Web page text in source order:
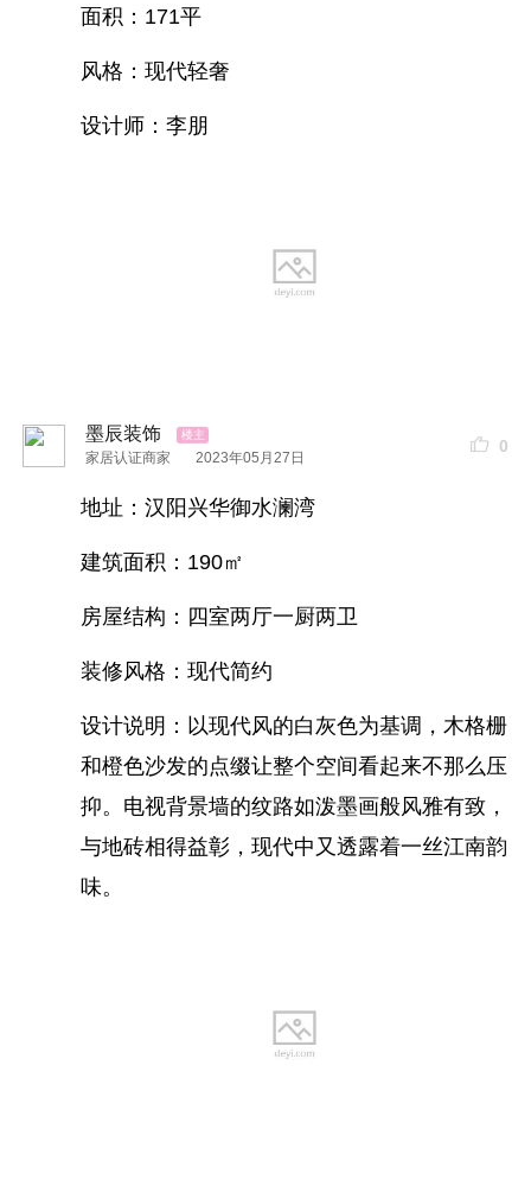
先验收后付款
1.装修资金更安全
客户掌握主动权，更踏实放心
漏项
4.阶段性更强
5.装修服务更主动认真
有效避免装修公司推诿情况
6.装修工期更紧凑
能有效防制装修公司恶意延误工期
面积：171平
风格：现代轻奢
设计师：李朋
墨辰装饰
家居认证商家 2023年05月27日
0
地址：汉阳兴华御水澜湾
建筑面积：190㎡
房屋结构：四室两厅一厨两卫
装修风格：现代简约
设计说明：以现代风的白灰色为基调，木格栅
和橙色沙发的点缀让整个空间看起来不那么压
抑。电视背景墙的纹路如泼墨画般风雅有致，
与地砖相得益彰，现代中又透露着一丝江南韵
味。